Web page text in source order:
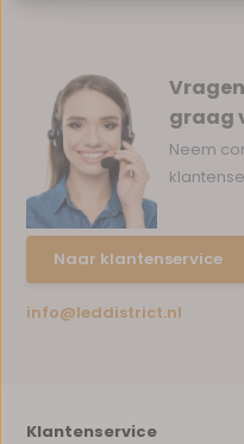
graag
Neem
Naar klantenservice
info@leddistrict.nl
Klantenservice